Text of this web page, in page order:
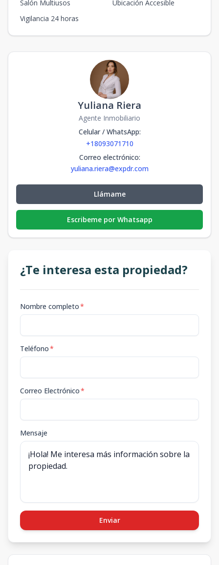
Salón Multiusos
Ubicación Accesible
Vigilancia 24 horas
Yuliana Riera
Agente Inmobiliario
Celular / WhatsApp:
+18093071710
Correo electrónico:
yuliana.riera@expdr.com
Llámame
Escribeme por Whatsapp
¿Te interesa esta propiedad?
Nombre completo*
Teléfono*
Correo Electrónico*
Mensaje
Enviar